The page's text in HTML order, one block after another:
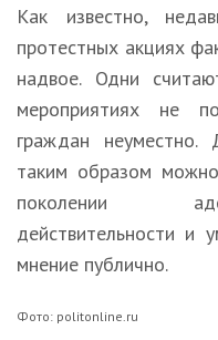
Как известно,
протестных акциях
надвое. Одни
мероприятиях не
граждан неуместно.
таким образом
поколении
действительности и
мнение публично.
Фото: politonline.ru